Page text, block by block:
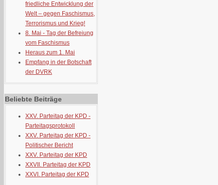
friedliche Entwicklung der
Welt – gegen Faschismus,
Terrorismus und Krieg!
8. Mai - Tag der Befreiung
vom Faschismus
Heraus zum 1. Mai
Empfang in der Botschaft
der DVRK
Beliebte Beiträge
XXV. Parteitag der KPD -
Parteitagsprotokoll
XXV. Parteitag der KPD -
Politischer Bericht
XXV. Parteitag der KPD
XXVII. Parteitag der KPD
XXVI. Parteitag der KPD